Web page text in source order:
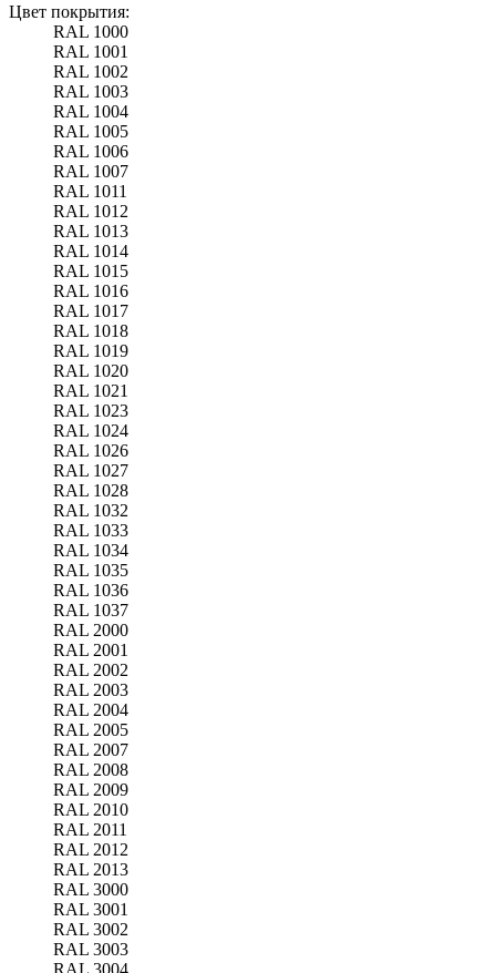
Цвет покрытия:
RAL 1000
RAL 1001
RAL 1002
RAL 1003
RAL 1004
RAL 1005
RAL 1006
RAL 1007
RAL 1011
RAL 1012
RAL 1013
RAL 1014
RAL 1015
RAL 1016
RAL 1017
RAL 1018
RAL 1019
RAL 1020
RAL 1021
RAL 1023
RAL 1024
RAL 1026
RAL 1027
RAL 1028
RAL 1032
RAL 1033
RAL 1034
RAL 1035
RAL 1036
RAL 1037
RAL 2000
RAL 2001
RAL 2002
RAL 2003
RAL 2004
RAL 2005
RAL 2007
RAL 2008
RAL 2009
RAL 2010
RAL 2011
RAL 2012
RAL 2013
RAL 3000
RAL 3001
RAL 3002
RAL 3003
RAL 3004